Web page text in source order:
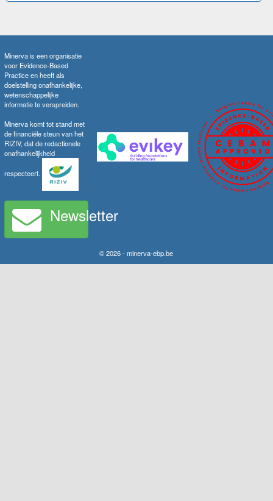
Minerva is een organisatie
voor Evidence-Based
Practice en heeft als
doelstelling onafhankelijke,
wetenschappelijke
informatie te verspreiden.
Minerva komt tot stand met
de financiële steun van het
RIZIV, dat de redactionele
onafhankelijkheid
respecteert.
Newsletter
© 2026 - minerva-ebp.be